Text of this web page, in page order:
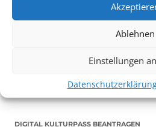
Ablehnen
Einstellungen
Auch dieses Jahr findet wieder das
Filmsin Ludwigshafen statt.
Vom 19. August bist zum 9.
Minuten vor Beginn des Films und
Weitere Details zum Festival
DIGITAL KULTURPASS BEANTRAGEN